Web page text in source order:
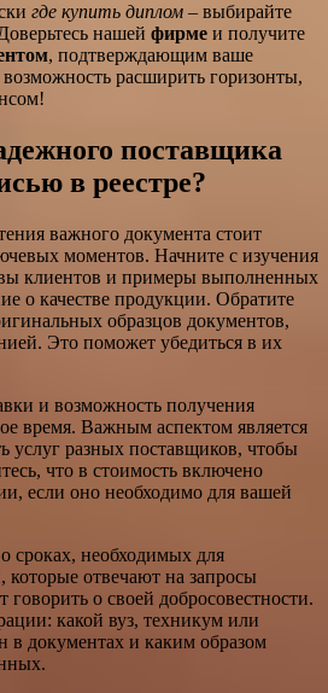
где купить диплом – выбирайте
нашей фирме и получите
, подтверждающим ваше
возможность расширить горизонты,
поставщика
в реестре?
важного документа стоит
моментов. Начните с изучения
клиентов и примеры выполненных
о качестве продукции. Обратите
образцов документов,
Это поможет убедиться в их
и возможность получения
время. Важным аспектом является
услуг разных поставщиков, чтобы
что в стоимость включено
если оно необходимо для вашей
сроках, необходимых для
которые отвечают на запросы
говорить о своей добросовестности.
какой вуз, техникум или
в документах и каким образом